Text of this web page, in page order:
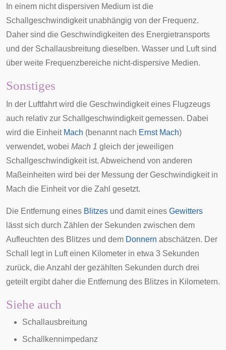
In einem nicht dispersiven Medium ist die
Schallgeschwindigkeit unabhängig von der Frequenz.
Daher sind die Geschwindigkeiten des Energietransports
und der Schallausbreitung dieselben. Wasser und Luft sind
über weite Frequenzbereiche nicht-dispersive Medien.
Sonstiges
In der Luftfahrt wird die Geschwindigkeit eines Flugzeugs
auch relativ zur Schallgeschwindigkeit gemessen. Dabei
wird die Einheit Mach (benannt nach Ernst Mach)
verwendet, wobei Mach 1 gleich der jeweiligen
Schallgeschwindigkeit ist. Abweichend von anderen
Maßeinheiten wird bei der Messung der Geschwindigkeit in
Mach die Einheit vor die Zahl gesetzt.
Die Entfernung eines Blitzes und damit eines Gewitters
lässt sich durch Zählen der Sekunden zwischen dem
Aufleuchten des Blitzes und dem Donnern abschätzen. Der
Schall legt in Luft einen Kilometer in etwa 3 Sekunden
zurück, die Anzahl der gezählten Sekunden durch drei
geteilt ergibt daher die Entfernung des Blitzes in Kilometern.
Siehe auch
Schallausbreitung
Schallkennimpedanz